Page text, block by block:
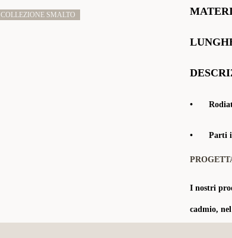
COLLEZIONE SMALTO
•
• Parti
I nostri
cadmio,